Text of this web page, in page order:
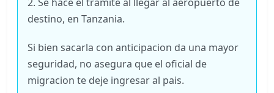
destino, en Tanzania.
Si bien sacarla con anticipacion da una mayor
seguridad, no asegura que el oficial de
migracion te deje ingresar al pais.